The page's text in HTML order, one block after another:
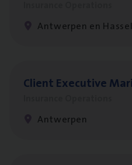
Antwerpen en
Client Exe­cu­ti­ve
Antwerpen